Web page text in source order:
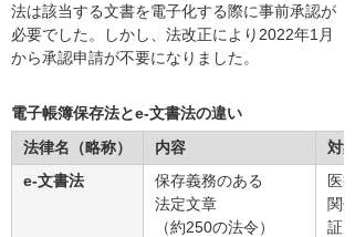
法は該当する文書を電子化する際に事前承認が
必要でした。しかし、法改正により2022年1月
から承認申請が不要になりました。
電子帳簿保存法とe-文書法の違い
法律名（略称）
内容
対象
e-文書法
保存義務のある
法定文章
（約250の法令）
医
関
証